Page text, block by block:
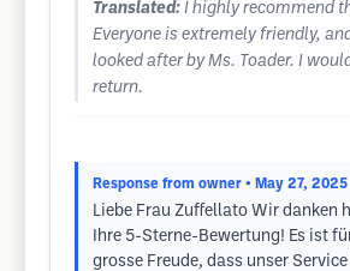
Translated: I highly recommend
Everyone is extremely friendly,
looked after by Ms. Toader. I
return.
Response from owner • May 27, 2025
Liebe Frau Zuffellato Wir danken
Ihre 5-Sterne-Bewertung! Es ist
grosse Freude, dass unser Service